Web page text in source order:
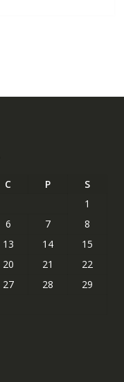
C P
S
1
6 7
8
13 14
15
20 21
22
27 28
29